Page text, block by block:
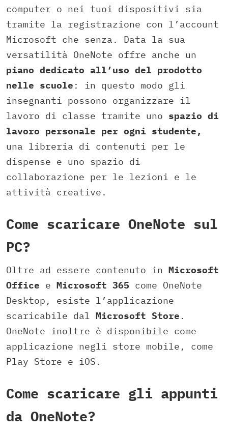
computer o nei tuoi dispositivi sia
tramite la registrazione con l’account
Microsoft che senza. Data la sua
versatilità OneNote offre anche un
piano dedicato all’uso del prodotto
nelle scuole : in questo modo gli
insegnanti possono organizzare il
lavoro di classe tramite uno spazio di
lavoro personale per ogni studente,
una libreria di contenuti per le
dispense e uno spazio di
collaborazione per le lezioni e le
attività creative.
Come scaricare OneNote sul
PC?
Oltre ad essere contenuto in Microsoft
Office e Microsoft 365 come OneNote
Desktop, esiste l’applicazione
scaricabile dal Microsoft Store .
OneNote inoltre è disponibile come
applicazione negli store mobile, come
Play Store e iOS.
Come scaricare gli appunti
da OneNote?